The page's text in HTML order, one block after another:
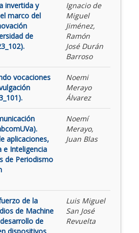
invertida y
marco del
de
Ignacio de
Miguel
Jiménez,
Ramón
José Durán
Barroso
vocaciones
Noemi
Merayo
Álvarez
aplicaciones,
e Inteligencia
de Periodismo
Noemí
Merayo,
Juan Blas
de la
de Machine
de
Luis Miguel
San José
Revuelta